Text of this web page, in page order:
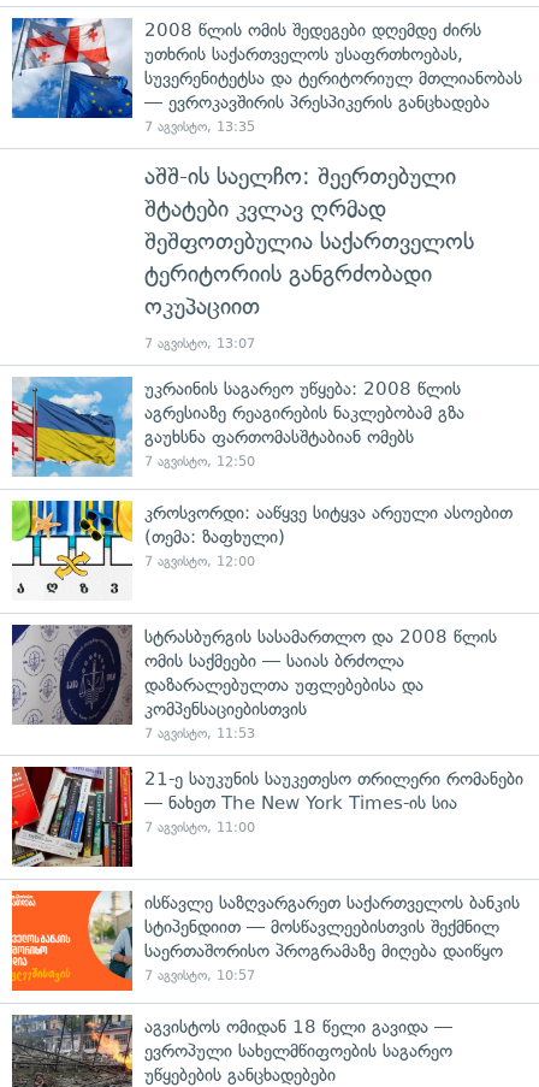
2008 წლის ომის შედეგები დღემდე ძირს
უთხრის საქართველოს უსაფრთხოებას,
სუვერენიტეტსა და ტერიტორიულ მთლიანობას
— ევროკავშირის პრესპიკერის განცხადება
7 აგვისტო, 13:35
აშშ-ის საელჩო: შეერთებული
შტატები კვლავ ღრმად
შეშფოთებულია საქართველოს
ტერიტორიის განგრძობადი
ოკუპაციით
7 აგვისტო, 13:07
უკრაინის საგარეო უწყება: 2008 წლის
აგრესიაზე რეაგირების ნაკლებობამ გზა
გაუხსნა ფართომასშტაბიან ომებს
7 აგვისტო, 12:50
კროსვორდი: ააწყვე სიტყვა არეული ასოებით
(თემა: ზაფხული)
7 აგვისტო, 12:00
სტრასბურგის სასამართლო და 2008 წლის
ომის საქმეები — საიას ბრძოლა
დაზარალებულთა უფლებებისა და
კომპენსაციებისთვის
7 აგვისტო, 11:53
21-ე საუკუნის საუკეთესო თრილერი რომანები
— ნახეთ The New York Times-ის სია
7 აგვისტო, 11:00
ისწავლე საზღვარგარეთ საქართველოს ბანკის
სტიპენდიით — მოსწავლეებისთვის შექმნილ
საერთაშორისო პროგრამაზე მიღება დაიწყო
7 აგვისტო, 10:57
აგვისტოს ომიდან 18 წელი გავიდა —
ევროპული სახელმწიფოების საგარეო
უწყებების განცხადებები